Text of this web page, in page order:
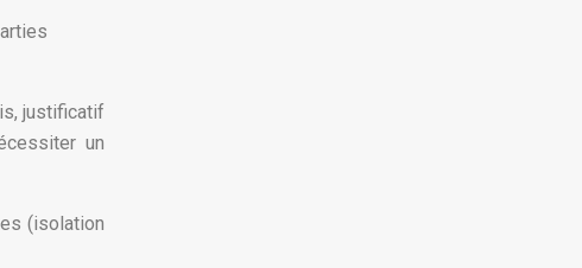
justificatif
un
(isolation